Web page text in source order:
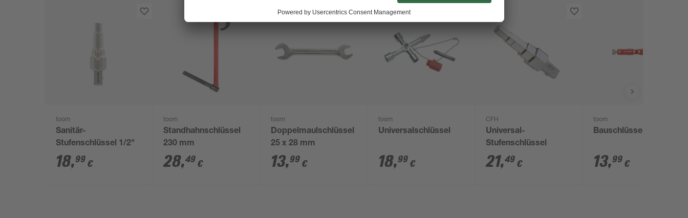
toom
Sanitär-
Stufenschlüssel 1/2"
18,99 €
toom
Standhahnschlüssel
230 mm
28,49 €
toom
Doppelmaulschlüssel
25 x 28 mm
13,99 €
toom
Universalschlüssel
18,99 €
CFH
Universal-
Stufenschlüssel
21,49 €
toom
Bauschlüssel 8in1
13,99 €